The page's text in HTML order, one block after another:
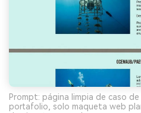
Prompt: página limpia de caso
portafolio, solo maqueta web